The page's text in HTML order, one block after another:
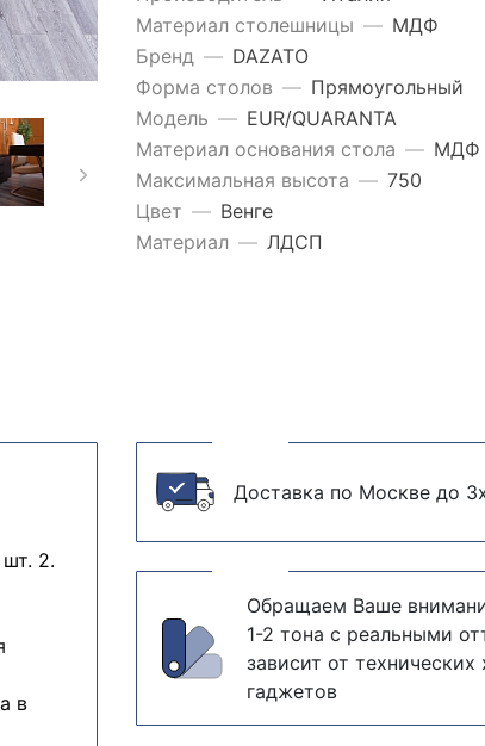
Материал столешницы — МДФ
Бренд — DAZATO
Форма столов — Прямоугольный
Модель — EUR/QUARANTA
Материал основания стола — МДФ
Максимальная высота — 750
Цвет — Венге
Материал — ЛДСП
2.
в
Доставка по Москве до
Обращаем Ваше
1-2 тона с реальными
зависит от
гаджетов